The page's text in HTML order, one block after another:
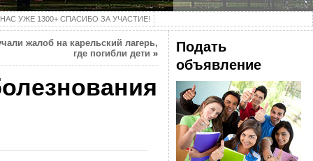
НАС УЖЕ 1300+ СПАСИБО ЗА УЧАСТИЕ!
жалоб на карельский лагерь,
где погибли дети »
Подать
объявление